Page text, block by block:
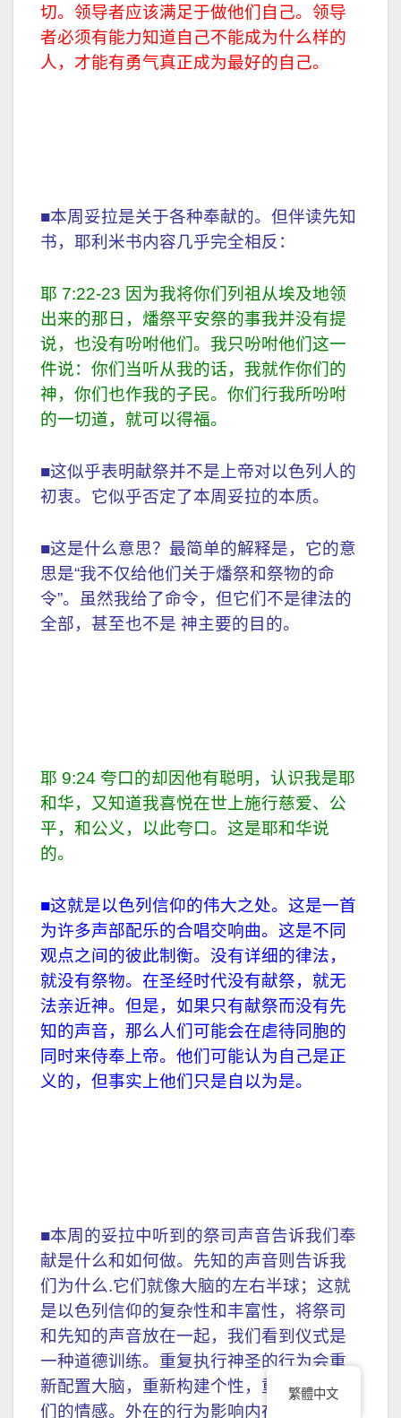
切。领导者应该满足于做他们自己。领导
者必须有能力知道自己不能成为什么样的
人，才能有勇气真正成为最好的自己。
■本周妥拉是关于各种奉献的。但伴读先知
书，耶利米书内容几乎完全相反：
耶 7:22-23 因为我将你们列祖从埃及地领
出来的那日，燔祭平安祭的事我并没有提
说，也没有吩咐他们。我只吩咐他们这一
件说：你们当听从我的话，我就作你们的
神，你们也作我的子民。你们行我所吩咐
的一切道，就可以得福。
■这似乎表明献祭并不是上帝对以色列人的
初衷。它似乎否定了本周妥拉的本质。
■这是什么意思？最简单的解释是，它的意
思是“我不仅给他们关于燔祭和祭物的命
令”。虽然我给了命令，但它们不是律法的
全部，甚至也不是 神主要的目的。
耶 9:24 夸口的却因他有聪明，认识我是耶
和华，又知道我喜悦在世上施行慈爱、公
平，和公义，以此夸口。这是耶和华说
的。
■这就是以色列信仰的伟大之处。这是一首
为许多声部配乐的合唱交响曲。这是不同
观点之间的彼此制衡。没有详细的律法，
就没有祭物。在圣经时代没有献祭，就无
法亲近神。但是，如果只有献祭而没有先
知的声音，那么人们可能会在虐待同胞的
同时来侍奉上帝。他们可能认为自己是正
义的，但事实上他们只是自以为是。
■本周的妥拉中听到的祭司声音告诉我们奉
献是什么和如何做。先知的声音则告诉我
们为什么.它们就像大脑的左右半球；这就
是以色列信仰的复杂性和丰富性，将祭司
和先知的声音放在一起，我们看到仪式是
一种道德训练。重复执行神圣的行为会重
新配置大脑，重新构建个性，重新塑造我
们的情感。外在的行为影响内在的感觉。
繁體中文